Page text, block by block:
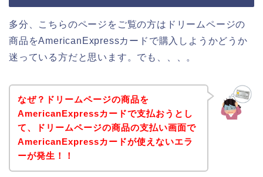
多分、こちらのページをご覧の方はドリームページの
商品をAmericanExpressカードで購入しようかどうか
迷っている方だと思います。でも、、、。
なぜ？ドリームページの商品を
AmericanExpressカードで支払おうとし
て、ドリームページの商品の支払い画面で
AmericanExpressカードが使えないエラ
ーが発生！！